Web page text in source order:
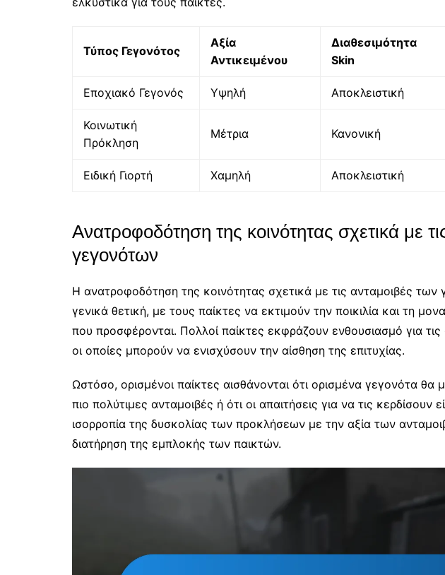
Τύπος Γεγονότος
Αξία
Αντικειμένου
Διαθεσιμότητα
Skin
Εποχιακό Γεγονός Υψηλή Αποκλειστική
Κοινωτική
Πρόκληση
Μέτρια Κανονική
Ειδική Γιορτή Χαμηλή Αποκλειστική
Ανατροφοδότηση της κοινότητας σχετικά με
γεγονότων
Η ανατροφοδότηση της κοινότητας σχετικά με τις ανταμοιβές των
γενικά θετική, με τους παίκτες να εκτιμούν την ποικιλία και τη
που προσφέρονται. Πολλοί παίκτες εκφράζουν ενθουσιασμό για τις
οι οποίες μπορούν να ενισχύσουν την αίσθηση της επιτυχίας.
Ωστόσο, ορισμένοι παίκτες αισθάνονται ότι ορισμένα γεγονότα
πιο πολύτιμες ανταμοιβές ή ότι οι απαιτήσεις για να τις κερδίσουν
ισορροπία της δυσκολίας των προκλήσεων με την αξία των
διατήρηση της εμπλοκής των παικτών.